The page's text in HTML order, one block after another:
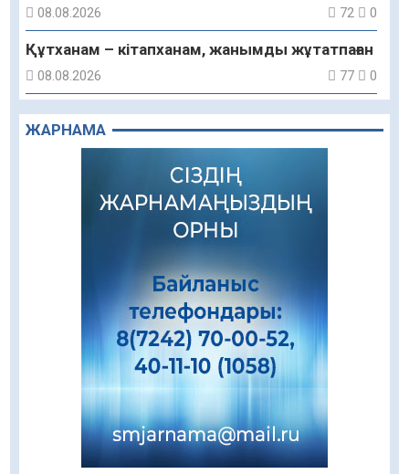
08.08.2026 72 0
Құтханам – кітапханам, жанымды жұтатпаған
08.08.2026 77 0
Құрылыс қарқыны – қала дамуының айғағы
08.08.2026
Зәулім ғимараттарда туған жерді түлеткен
азаматтардың қолтаңбасы бар
Еңбегі ерлікпен тең мамандық
Даналықтың шырағданы, ой-сананың
шамшырағы
08.08.2026
Кенеге қарсы залалсыздандыру жұмыстары
жүргізілуде
07.08.2026
ЖАРНАМА